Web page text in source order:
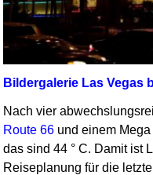
Bildergalerie Las Vegas
Nach vier
Route 66 und einem
das sind 44 ° C. Damit ist
Reiseplanung für die